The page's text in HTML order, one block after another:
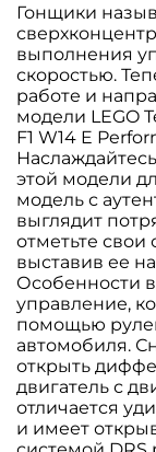
Гонщики
выполнения
скоростью.
работе и
модели LEGO
F1 W14 E
этой модели
модель с
выглядит
отметьте
выставив ее
Особенности
управление,
помощью
автомобиля.
открыть
двигатель с
отличается
и имеет